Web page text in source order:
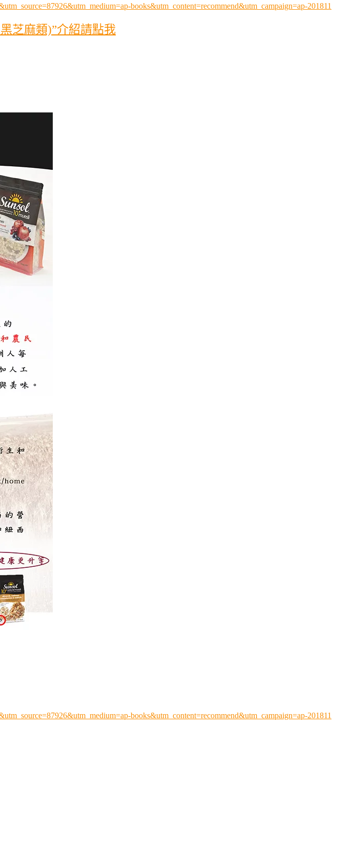
books&utm_content=recommend&utm_campaign=ap-201811
芝麻類)”介紹請點我
books&utm_content=recommend&utm_campaign=ap-201811